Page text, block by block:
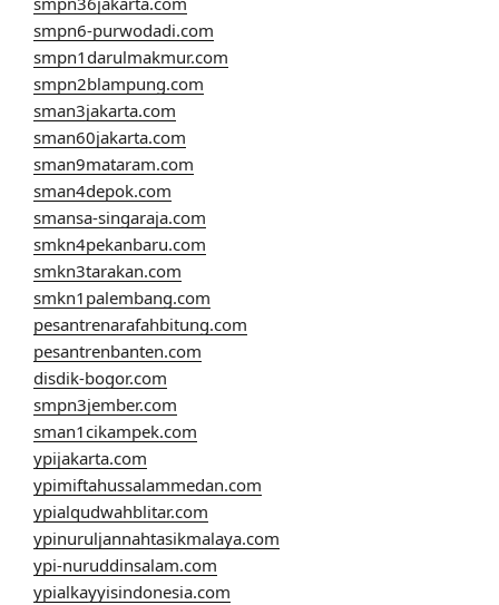
smpn6-purwodadi.com
smpn1darulmakmur.com
smpn2blampung.com
sman3jakarta.com
sman60jakarta.com
sman9mataram.com
sman4depok.com
smansa-singaraja.com
smkn4pekanbaru.com
smkn3tarakan.com
smkn1palembang.com
pesantrenarafahbitung.com
pesantrenbanten.com
disdik-bogor.com
smpn3jember.com
sman1cikampek.com
ypijakarta.com
ypimiftahussalammedan.com
ypialqudwahblitar.com
ypinuruljannahtasikmalaya.com
ypi-nuruddinsalam.com
ypialkayyisindonesia.com